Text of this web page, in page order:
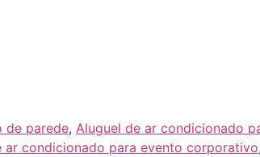
de parede, Aluguel de ar condicionado
ar condicionado para evento corporativo,